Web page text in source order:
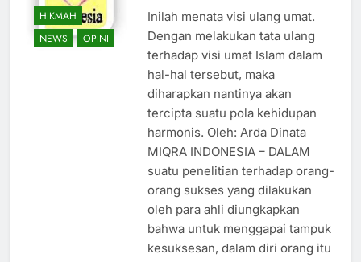
HIKMAH
NEWS
OPINI
Inilah menata visi ulang umat.
Dengan melakukan tata ulang
terhadap visi umat Islam dalam
hal-hal tersebut, maka
diharapkan nantinya akan
tercipta suatu pola kehidupan
harmonis. Oleh: Arda Dinata
MIQRA INDONESIA – DALAM
suatu penelitian terhadap orang-
orang sukses yang dilakukan
oleh para ahli diungkapkan
bahwa untuk menggapai tampuk
kesuksesan, dalam diri orang itu